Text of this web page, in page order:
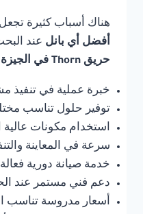
هناك أسباب كثيرة
أفضل أي بانل عند
حريق Thorn في الجيزة
خبرة عملية في تنفيذ
توفير حلول تناسب
استخدام مكونات عالية
سرعة في المعاينة
خدمة صيانة دورية
دعم فني مستمر عند
أسعار مدروسة تناسب